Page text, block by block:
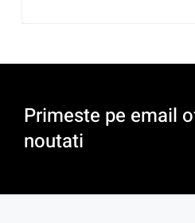
Primeste pe email
noutati